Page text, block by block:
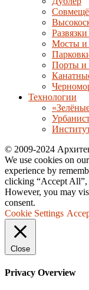
Мосты и
Порты и
Технологии
© 2009-2024
We use cookies on
experience by
clicking “Accept All”,
However, you may
consent.
Cookie Settings
Close
Privacy Overview